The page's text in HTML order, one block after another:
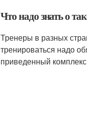
Что надо знать о
Тренеры в разных
тренироваться надо
приведенный